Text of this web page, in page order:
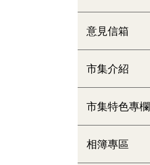
意見信箱
市集介紹
市集特色專欄
相簿專區